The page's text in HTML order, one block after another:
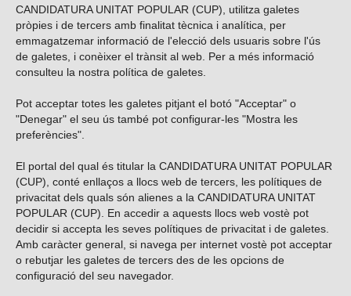
CANDIDATURA UNITAT POPULAR (CUP), utilitza galetes
pròpies i de tercers amb finalitat tècnica i analítica, per
emmagatzemar informació de l'elecció dels usuaris sobre l'ús
de galetes, i conèixer el trànsit al web. Per a més informació
consulteu la nostra política de galetes
Pot acceptar totes les galetes pitjant el botó "Acceptar" o
"Denegar" el seu ús també pot configurar-les "Mostra les
preferències".
El portal del qual és titular la CANDIDATURA UNITAT POPULAR
(CUP), conté enllaços a llocs web de tercers, les polítiques de
privacitat dels quals són alienes a la CANDIDATURA UNITAT
POPULAR (CUP). En accedir a aquests llocs web vostè pot
decidir si accepta les seves polítiques de privacitat i de galetes.
Amb caràcter general, si navega per internet vostè pot acceptar
o rebutjar les galetes de tercers des de les opcions de
configuració del seu navegador.
Vols subscriure’t al nostre butlletí?
ENVIAR
Troba’ns a les xarxes socials